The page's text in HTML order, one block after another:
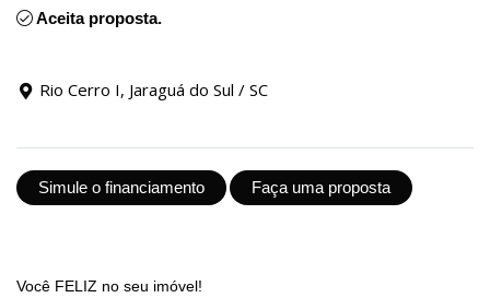
Aceita proposta.
Rio Cerro I, Jaraguá do Sul / SC
Simule o financiamento Faça uma proposta
Você FELIZ no seu imóvel!